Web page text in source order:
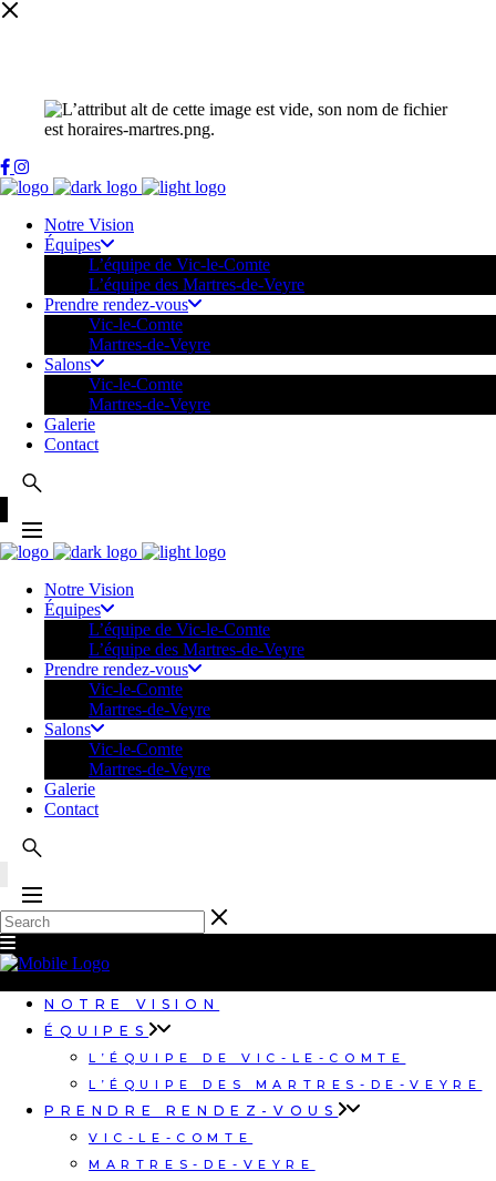
Notre Vision
Équipes
L’équipe de Vic-le-Comte
L’équipe des Martres-de-Veyre
Prendre rendez-vous
Vic-le-Comte
Martres-de-Veyre
Salons
Vic-le-Comte
Martres-de-Veyre
Galerie
Contact
Notre Vision
Équipes
L’équipe de Vic-le-Comte
L’équipe des Martres-de-Veyre
Prendre rendez-vous
Vic-le-Comte
Martres-de-Veyre
Salons
Vic-le-Comte
Martres-de-Veyre
Galerie
Contact
NOTRE VISION
ÉQUIPES
L’ÉQUIPE DE VIC-LE-COMTE
L’ÉQUIPE DES MARTRES-DE-VEYRE
PRENDRE RENDEZ-VOUS
VIC-LE-COMTE
MARTRES-DE-VEYRE